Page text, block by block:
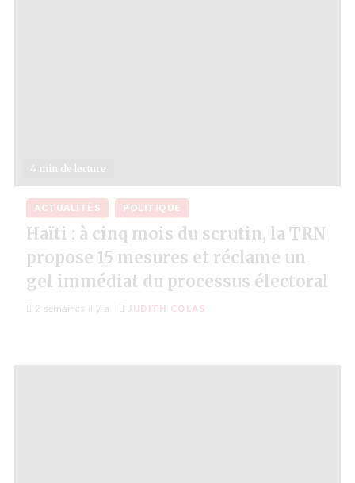
4 min de lecture
ACTUALITÉS POLITIQUE
Haïti : à cinq mois du scrutin, la TRN
propose 15 mesures et réclame un
gel immédiat du processus électoral
2 semaines il y a JUDITH COLAS